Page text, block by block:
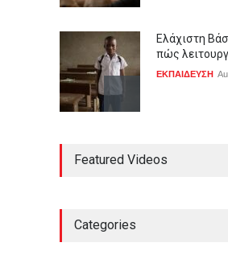
Ελάχιστη
πώς
ΕΚΠΑΙΔΕΥΣΗ
πιο
Featured Videos
Categories